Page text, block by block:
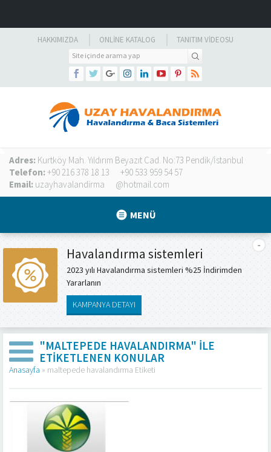
HAKKIMIZDA ONLINE KATALOG TANITIM VIDEOSU
Adres: Kurtköy Mah. Yıldırım Beyazıt Cad. No:73 Pendik/İstanbul
Telefon: +90 216 378 18 13
+90 533 959 54 57
Email: uzayhavalandirma @hotmail.com
MENÜ
Havalandırma sistemleri
2023 yılı Havalandırma sistemleri %25 İndirimden
Yararlanın
KAMPANYA DETAYI
"MALTEPEDE HAVALANDIRMA" ILE
ETIKETLENEN KONULAR
Anasayfa » maltepede havalandırma Etiketi